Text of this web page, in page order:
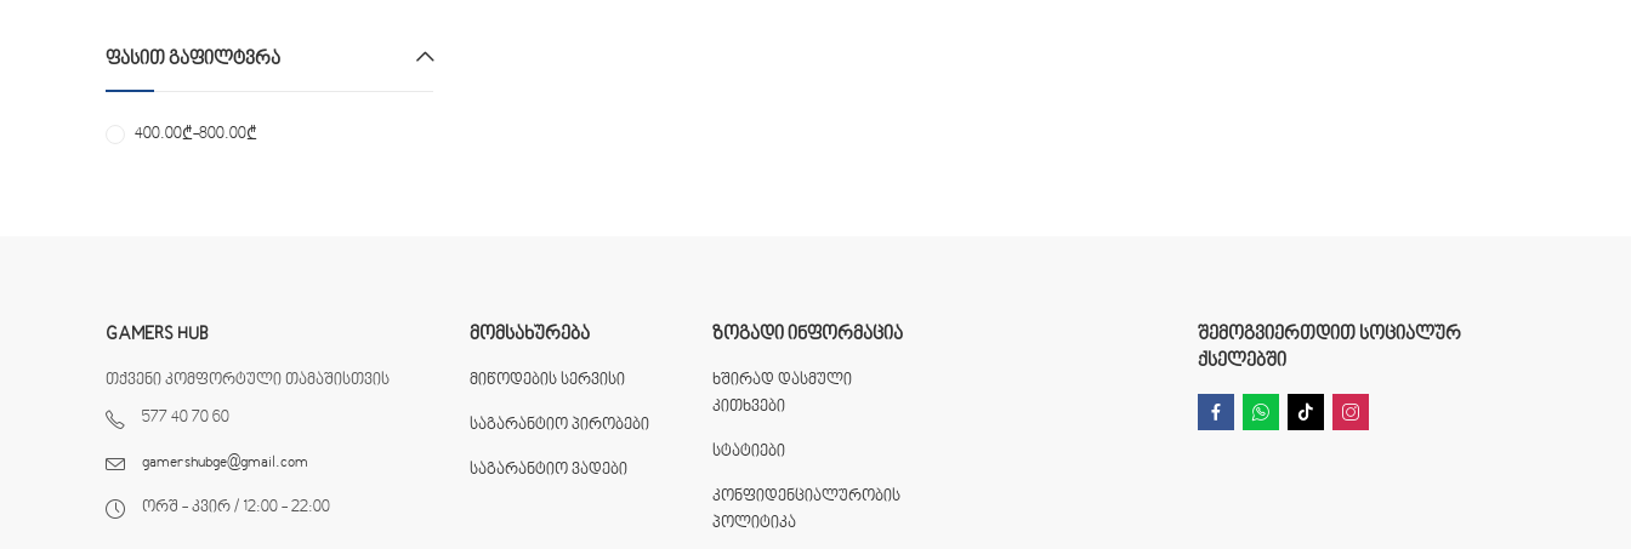
ᲤᲐᲡᲘᲗ ᲒᲐᲤᲘᲚᲢᲕᲠᲐ
400.00₾-800.00₾
GAMERS HUB
თქვენი კომფორტული თამაშისთვის
577 40 70 60
gamershubge@gmail.com
ორშ - კვირ / 12:00 - 22:00
ᲛᲝᲛᲡᲐᲮᲣᲠᲔᲑᲐ
მიწოდების სერვისი
საგარანტიო პირობები
საგარანტიო ვადები
ᲖᲝᲒᲐᲓᲘ ᲘᲜᲤᲝᲠᲛᲐᲪᲘᲐ
ხშირად დასმული
კითხვები
სტატიები
კონფიდენციალურობის
პოლიტიკა
ᲨᲔᲛᲝᲒᲕᲘᲔᲠᲗᲓᲘᲗ ᲡᲝᲪᲘᲐᲚᲣᲠ
ᲥᲡᲔᲚᲔᲑᲨᲘ